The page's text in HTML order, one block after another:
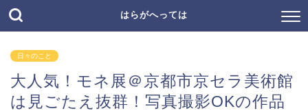
はらがへっては
日々のこと
大人気！モネ展＠京都市京セラ美術館
は見ごたえ抜群！写真撮影OKの作品